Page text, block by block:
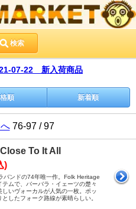
検索
07-22 新入荷商品
順 新着順
76-97 / 97
To It All
)
バンドの74年唯一作。Folk Heritage
テムで、バーバラ・イェーツの楚々
しいヴォーカルが人気の一枚。ポッ
したフォーク路線が素晴らしい。